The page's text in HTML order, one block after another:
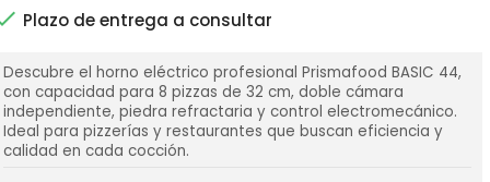
Plazo de entrega a consultar
Descubre el horno eléctrico profesional Prismafood BASIC 44,
con capacidad para 8 pizzas de 32 cm, doble cámara
independiente, piedra refractaria y control electromecánico.
Ideal para pizzerías y restaurantes que buscan eficiencia y
calidad en cada cocción.